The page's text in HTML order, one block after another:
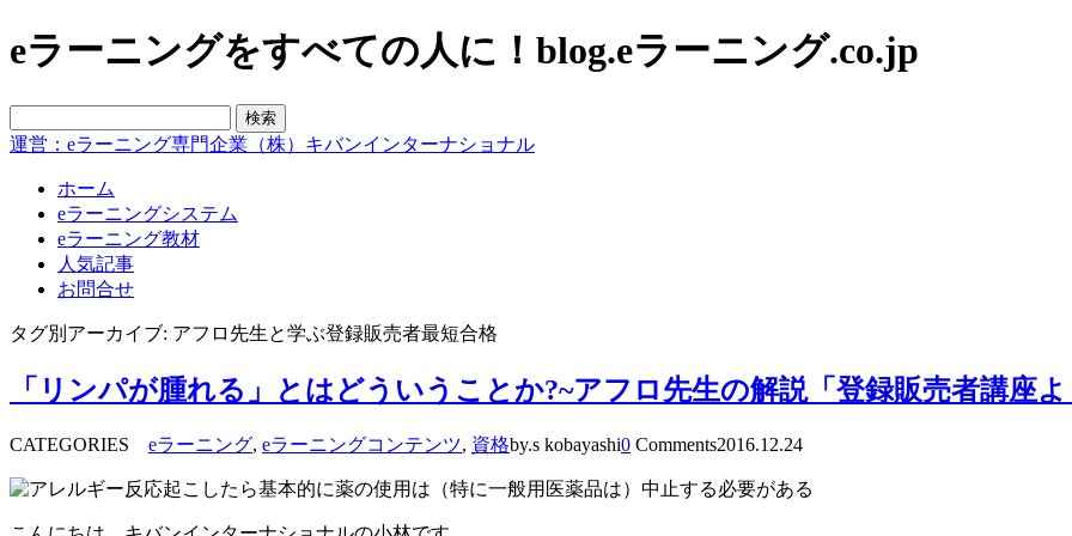
eラーニングをすべての人に！blog.eラーニング.co.jp
運営：eラーニング専門企業（株）キバンインターナショナル
ホーム
eラーニングシステム
eラーニング教材
人気記事
お問合せ
タグ別アーカイブ: アフロ先生と学ぶ登録販売者最短合格
「リンパが腫れる」とはどういうことか?~アフロ先生の解説「登録販売者講座
CATEGORIES eラーニング, eラーニングコンテンツ, 資格by.s kobayashi0 Comments2016.12.24